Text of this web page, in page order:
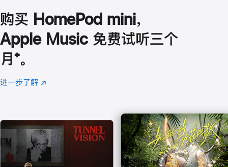
购买 HomePod mini，
Apple Music 免费试听三个
月 脚
注
⁺。
进一步了解 Apple
(在
口
中
打
开)